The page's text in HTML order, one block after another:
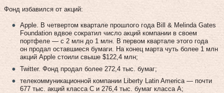
Фонд избавился от акций:
Apple. В четвертом квартале прошлого года Bill & Melinda Gates
Foundation вдвое сократил число акций компании в своем
портфеле — с 2 млн до 1 млн. В первом квартале этого года
он продал оставшиеся бумаги. На конец марта чуть более 1 млн
акций Apple стоили свыше $122,4 млн;
Twitter. Фонд продал более 272,4 тыс. бумаг;
телекоммуникационной компании Liberty Latin America — почти
677 тыс. акций класса C и 276,4 тыс. бумаг класса A;